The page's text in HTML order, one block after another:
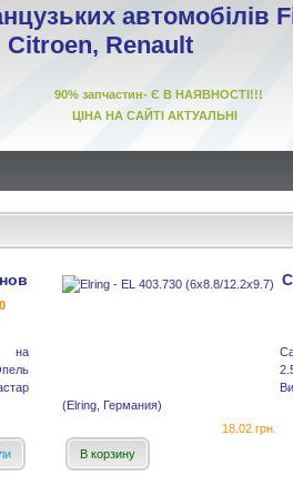
автомобілів
Citroen, Renault
УКРАІНІ
запчастин- Є В НАЯВНОСТІ!!!
ЦІНА НА САЙТІ АКТУАЛЬНІ
на
(Elring, Германия)
18.02 грн.
В корзину